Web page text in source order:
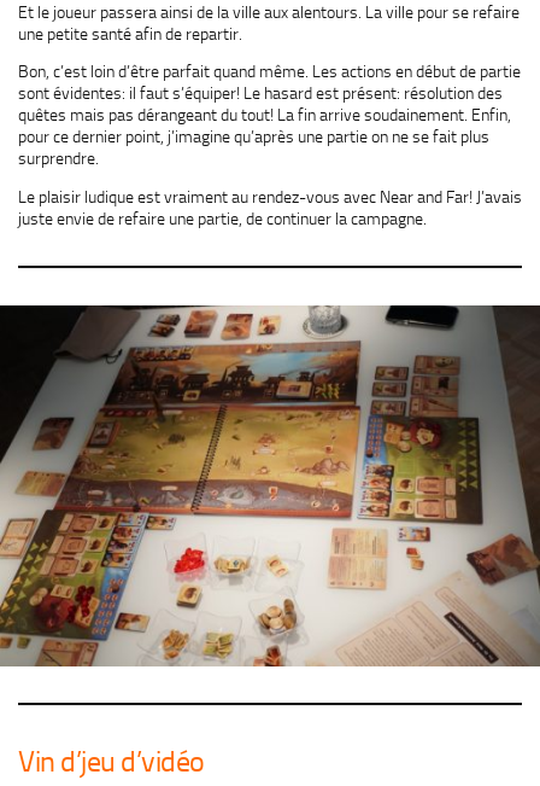
Et le joueur passera ainsi de la ville aux alentours. La ville pour se refaire
une petite santé afin de repartir.
Bon, c’est loin d’être parfait quand même. Les actions en début de partie
sont évidentes: il faut s’équiper! Le hasard est présent: résolution des
quêtes mais pas dérangeant du tout! La fin arrive soudainement. Enfin,
pour ce dernier point, j’imagine qu’après une partie on ne se fait plus
surprendre.
Le plaisir ludique est vraiment au rendez-vous avec Near and Far! J’avais
juste envie de refaire une partie, de continuer la campagne.
Vin d’jeu d’vidéo